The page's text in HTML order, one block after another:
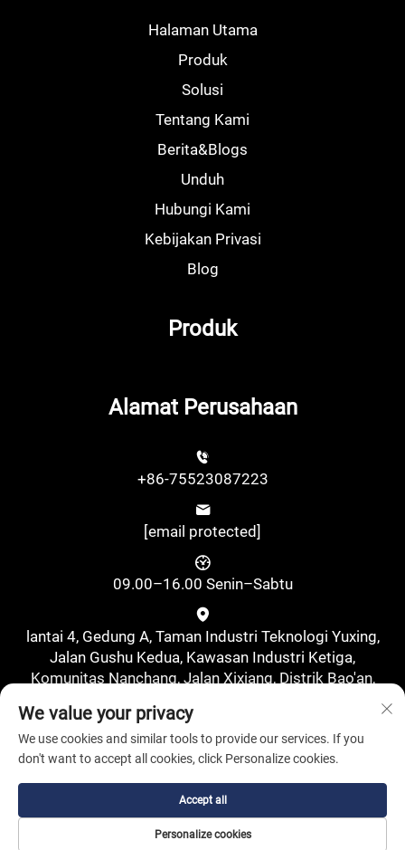
Halaman Utama
Produk
Solusi
Tentang Kami
Berita&Blogs
Unduh
Hubungi Kami
Kebijakan Privasi
Blog
Produk
Alamat Perusahaan
+86-75523087223
[email protected]
09.00–16.00 Senin–Sabtu
lantai 4, Gedung A, Taman Industri Teknologi Yuxing,
Jalan Gushu Kedua, Kawasan Industri Ketiga,
Komunitas Nanchang, Jalan Xixiang, Distrik Bao'an,
Shenzhen, Tiongkok., Shenzhen, Guangdong, Tiongkok
Hak Cipta © Shenzhen Pufa New Energy Co., Ltd. Seluruh Hak
Dilindungi Undang-undang.
We value your privacy
We use cookies and similar tools to provide our services. If you
don't want to accept all cookies, click Personalize cookies.
Personalize cookies
Accept all